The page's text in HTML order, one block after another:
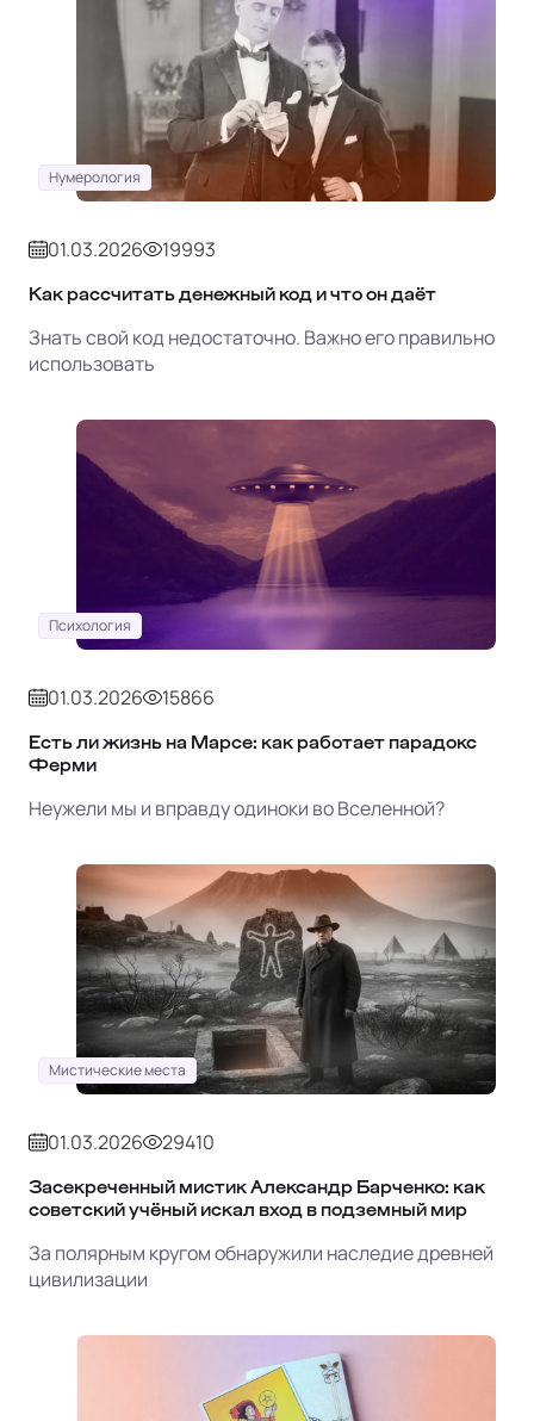
Нумерология
01.03.2026 19993
Как рассчитать денежный код и что он даёт
Знать свой код недостаточно. Важно его правильно
использовать
Психология
01.03.2026 15866
Есть ли жизнь на Марсе: как работает парадокс
Ферми
Неужели мы и вправду одиноки во Вселенной?
Мистические места
01.03.2026 29410
Засекреченный мистик Александр Барченко: как
советский учёный искал вход в подземный мир
За полярным кругом обнаружили наследие древней
цивилизации